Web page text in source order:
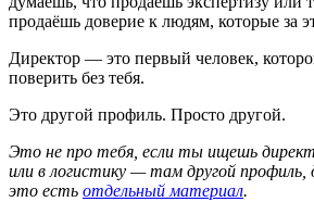
продаёшь доверие к людям, которые за
Директор — это первый человек,
поверить без тебя.
Это другой профиль. Просто другой.
Это не про тебя, если ты ищешь
или в логистику — там другой профиль,
это есть отдельный материал.